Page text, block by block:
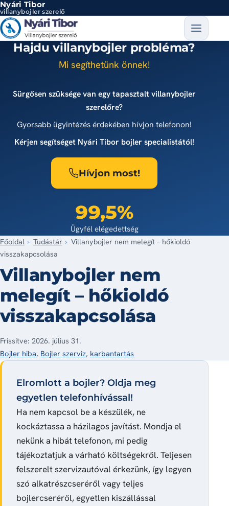
Ugrás a tartalomra
Nyári Tibor
villanybojler szerelő
Hajdu villanybojler probléma?
Mi segíthetünk önnek!
Sürgősen szüksége van egy tapasztalt villanybojler
szerelőre?
Gyorsabb ügyintézés érdekében hívjon telefonon!
Kérjen segítséget Nyári Tibor bojler specialistától!
Hívjon most!
99,5%
Ügyfél elégedettség
Főoldal Tudástár
Villanybojler nem melegít – hőkioldó
visszakapcsolása
Villanybojler nem
melegít – hőkioldó
visszakapcsolása
Frissítve: 2026. július 31.
Bojler hiba, Bojler szerviz, karbantartás
Elromlott a bojler? Oldja meg
egyetlen telefonhívással!
Ha nem kapcsol be a készülék, ne
kockáztassa a házilagos javítást. Mondja el
nekünk a hibát telefonon, mi pedig
tájékoztatjuk a várható költségekről. Teljesen
felszerelt szervizautóval érkezünk, így legyen
szó alkatrészcseréről vagy teljes
bojlercseréről, egyetlen kiszállással